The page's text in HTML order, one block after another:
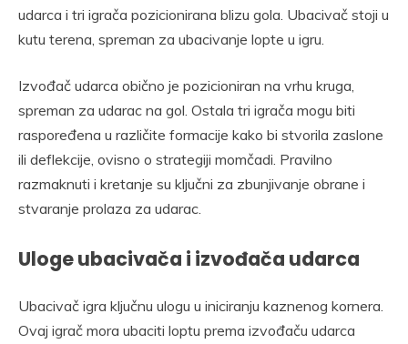
udarca i tri igrača pozicionirana blizu gola. Ubacivač stoji u
kutu terena, spreman za ubacivanje lopte u igru.
Izvođač udarca obično je pozicioniran na vrhu kruga,
spreman za udarac na gol. Ostala tri igrača mogu biti
raspoređena u različite formacije kako bi stvorila zaslone
ili deflekcije, ovisno o strategiji momčadi. Pravilno
razmaknuti i kretanje su ključni za zbunjivanje obrane i
stvaranje prolaza za udarac.
Uloge ubacivača i izvođača udarca
Ubacivač igra ključnu ulogu u iniciranju kaznenog kornera.
Ovaj igrač mora ubaciti loptu prema izvođaču udarca